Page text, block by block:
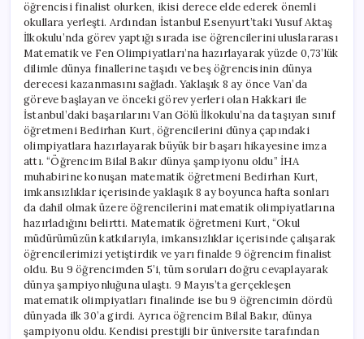
öğrencisi finalist olurken, ikisi derece elde ederek önemli
okullara yerleşti. Ardından İstanbul Esenyurt’taki Yusuf Aktaş
İlkokulu’nda görev yaptığı sırada ise öğrencilerini uluslararası
Matematik ve Fen Olimpiyatları’na hazırlayarak yüzde 0,73’lük
dilimle dünya finallerine taşıdı ve beş öğrencisinin dünya
derecesi kazanmasını sağladı. Yaklaşık 8 ay önce Van’da
göreve başlayan ve önceki görev yerleri olan Hakkari ile
İstanbul’daki başarılarını Van Gölü İlkokulu’na da taşıyan sınıf
öğretmeni Bedirhan Kurt, öğrencilerini dünya çapındaki
olimpiyatlara hazırlayarak büyük bir başarı hikayesine imza
attı. “Öğrencim Bilal Bakır dünya şampiyonu oldu” İHA
muhabirine konuşan matematik öğretmeni Bedirhan Kurt,
imkansızlıklar içerisinde yaklaşık 8 ay boyunca hafta sonları
da dahil olmak üzere öğrencilerini matematik olimpiyatlarına
hazırladığını belirtti. Matematik öğretmeni Kurt, “Okul
müdürümüzün katkılarıyla, imkansızlıklar içerisinde çalışarak
öğrencilerimizi yetiştirdik ve yarı finalde 9 öğrencim finalist
oldu. Bu 9 öğrencimden 5’i, tüm soruları doğru cevaplayarak
dünya şampiyonluğuna ulaştı. 9 Mayıs’ta gerçekleşen
matematik olimpiyatları finalinde ise bu 9 öğrencimin dördü
dünyada ilk 30’a girdi. Ayrıca öğrencim Bilal Bakır, dünya
şampiyonu oldu. Kendisi prestijli bir üniversite tarafından